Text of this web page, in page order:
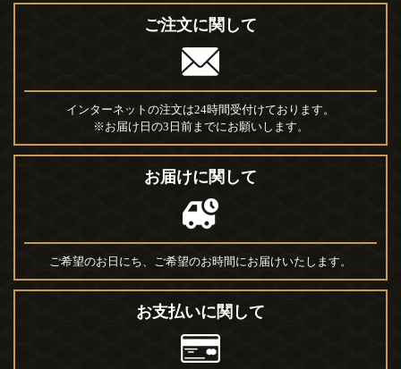
ご注文に関して
インターネットの注文は24時間受付けております。
※お届け日の3日前までにお願いします。
お届けに関して
ご希望のお日にち、ご希望のお時間にお届けいたします。
お支払いに関して